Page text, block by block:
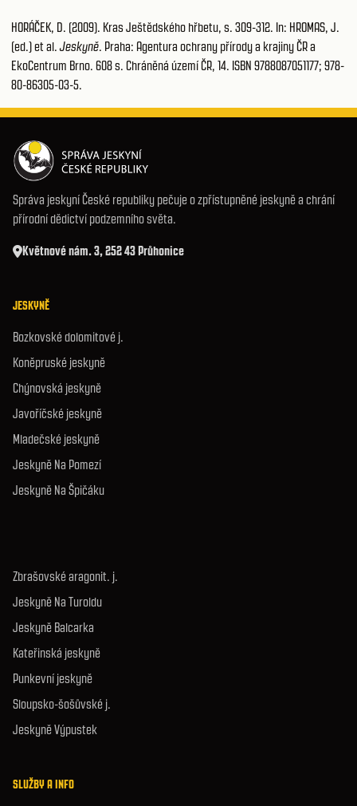
HORÁČEK, D. (2009). Kras Ještědského hřbetu, s. 309-312. In: HROMAS, J.
(ed.) et al.Jeskyně. Praha: Agentura ochrany přírody a krajiny ČR a
EkoCentrum Brno. 608 s. Chráněná území ČR, 14. ISBN 9788087051177; 978-
80-86305-03-5.
Správa jeskyní České republiky pečuje o zpřístupněné jeskyně a chrání
přírodní dědictví podzemního světa.
Květnové nám. 3, 252 43 Průhonice
JESKYNĚ
Bozkovské dolomitové j.
Koněpruské jeskyně
Chýnovská jeskyně
Javoříčské jeskyně
Mladečské jeskyně
Jeskyně Na Pomezí
Jeskyně Na Špičáku
Zbrašovské aragonit. j.
Jeskyně Na Turoldu
Jeskyně Balcarka
Kateřinská jeskyně
Punkevní jeskyně
Sloupsko-šošůvské j.
Jeskyně Výpustek
SLUŽBY A INFO